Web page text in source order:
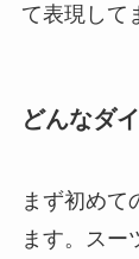
て表現して
どんなダ
まず初めて
ます。スー